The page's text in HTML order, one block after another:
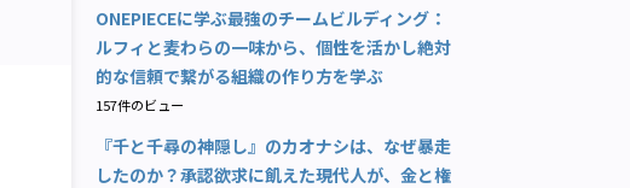
ONEPIECEに学ぶ最強のチームビルディング：
ルフィと麦わらの一味から、個性を活かし絶対
的な信頼で繋がる組織の作り方を学ぶ
157件のビュー
『千と千尋の神隠し』のカオナシは、なぜ暴走
したのか？承認欲求に飢えた現代人が、金と権